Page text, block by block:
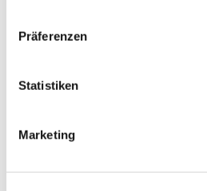
Präferenzen
Statistiken
Marketing